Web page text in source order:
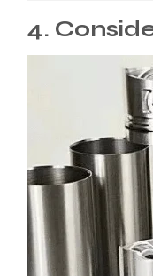
4.